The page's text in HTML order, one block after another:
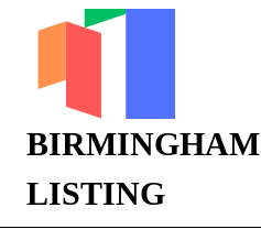
BIRMINGHAM
LISTING